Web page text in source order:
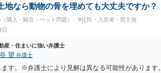
しかしそれでも、大家さんが契約違反を口実に、将
地なら動物の骨を埋めても大丈夫ですか？
隣人・騒音・ペット問題） #住民・入居者・買主側
産・住まいに強い弁護士
望 弁護士
ます。※弁護士により見解は異なる可能性がありま